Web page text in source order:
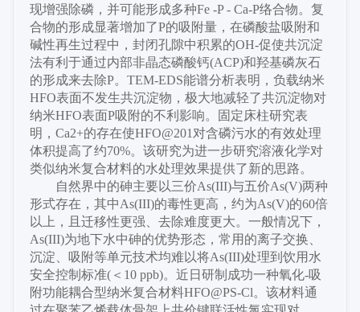
现增强除磷，并可能形成多种Fe -P - Ca-P络合物。复
合物的形成显著增加了P的吸附量，在磷酸盐吸附和
碱性再生过程中，封闭孔隙中积累的OH-促使共沉淀
法有利于通过内部非晶态磷酸钙(ACP)和羟基磷灰石
的形成来去除P。TEM-EDS能谱分析表明，负载纳米
HFO表面不发生共沉淀物，极大地减轻了共沉淀物对
纳米HFO表面P吸附的不利影响。固定床柱研究表
明，Ca2+的存在使HFO@201对含磷污水的有效处理
体积提高了约70%。该研究为进一步研究溶液化学对
类似纳米复合材料的水处理效果提供了新的思路。
自然界中的砷主要以三价As(III)与五价As(V)两种
形式存在，其中As(III)的毒性更高，约为As(V)的60倍
以上，且迁移性更强、去除难度更大。一般情况下，
As(III)为地下水中砷的优势形态，常用的离子交换、
沉淀、吸附等单元技术均难以将As(III)处理到饮用水
安全控制标准(＜10 ppb)。近日研制成功一种氧化-吸
附功能耦合型纳米复合材料HFO@PS-Cl。该材料通